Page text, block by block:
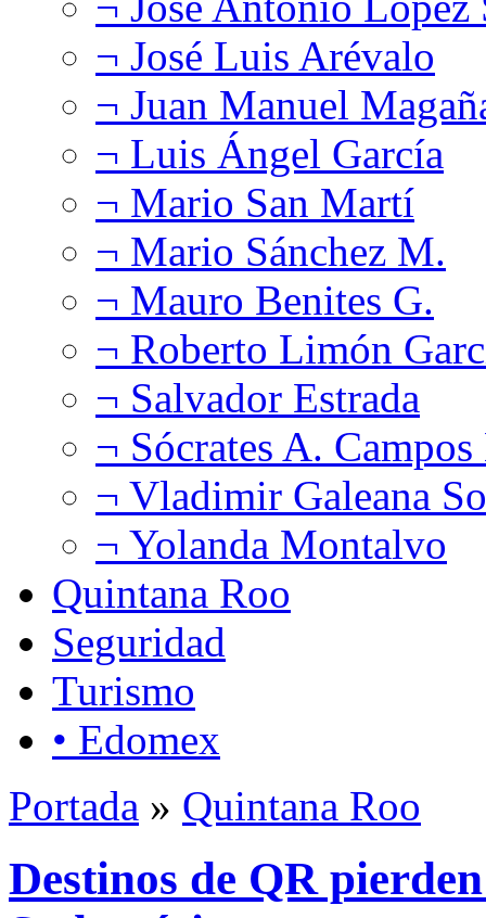
¬ José Luis Arévalo
¬ Juan Manuel
¬ Luis Ángel García
¬ Mario San Martí
¬ Mario Sánchez M.
¬ Mauro Benites G.
¬ Roberto Limón
¬ Salvador Estrada
¬ Sócrates A.
¬ Vladimir Galeana
¬ Yolanda Montalvo
Quintana Roo
Seguridad
Turismo
• Edomex
Portada » Quintana Roo
Destinos de QR